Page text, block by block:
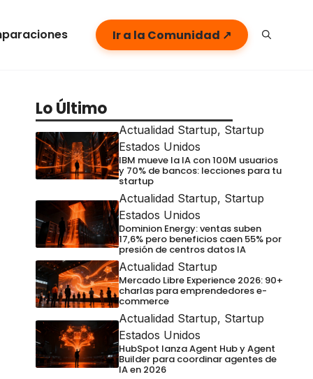
Ir a la Comunidad ↗
Lo Último
Actualidad Startup, Startup
Estados Unidos
IBM mueve la IA con 100M usuarios
y 70% de bancos: lecciones para tu
startup
Actualidad Startup, Startup
Estados Unidos
Dominion Energy: ventas suben
17,6% pero beneficios caen 55% por
presión de centros datos IA
Actualidad Startup
Mercado Libre Experience 2026: 90+
charlas para emprendedores e-
commerce
Actualidad Startup, Startup
Estados Unidos
HubSpot lanza Agent Hub y Agent
Builder para coordinar agentes de
IA en 2026